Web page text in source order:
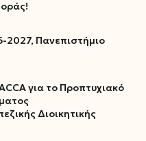
2027, Πανεπιστήμιο
για το Προπτυχιακό
Διοικητικής